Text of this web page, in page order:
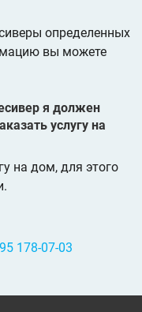
определенных
вы можете
я должен
услугу на
на дом, для этого
178-07-03